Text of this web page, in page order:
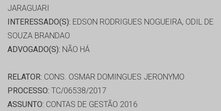
JARAGUARI
INTERESSADO(S): EDSON RODRIGUES NOGUEIRA, ODIL DE
SOUZA BRANDAO
ADVOGADO(S): NÃO HÁ
RELATOR: CONS. OSMAR DOMINGUES JERONYMO
PROCESSO: TC/06538/2017
ASSUNTO: CONTAS DE GESTÃO 2016